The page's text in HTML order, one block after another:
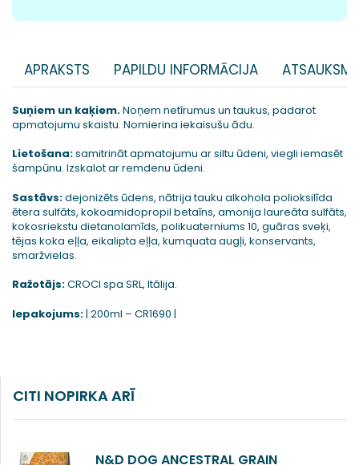
APRAKSTS PAPILDU INFORMĀCIJA
Suņiem un kaķiem.Noņem netīrumus un taukus, padarot
apmatojumu skaistu. Nomierina iekaisušu ādu.
Lietošana:samitrināt apmatojumu ar siltu ūdeni, viegli iemasēt
šampūnu. Izskalot ar remdenu ūdeni.
Sastāvs:dejonizēts ūdens, nātrija tauku alkohola polioksilīda
ētera sulfāts, kokoamidopropil betaīns, amonija laureāta sulfāts,
kokosriekstu dietanolamīds, polikuaterniums 10, guāras sveķi,
tējas koka eļļa, eikalipta eļļa, kumquata augļi, konservants,
smaržvielas.
Ražotājs:CROCI spa SRL, Itālija.
Iepakojums:| 200ml – CR1690 |
CITI NOPIRKA ARĪ
N&D DOG ANCESTRAL GRAIN